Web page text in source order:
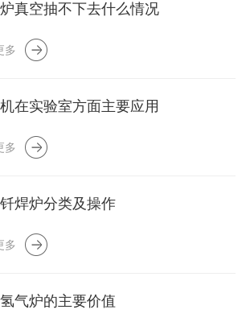
真空抽不下去什么情况
多
在实验室方面主要应用
多
焊炉分类及操作
多
气炉的主要价值